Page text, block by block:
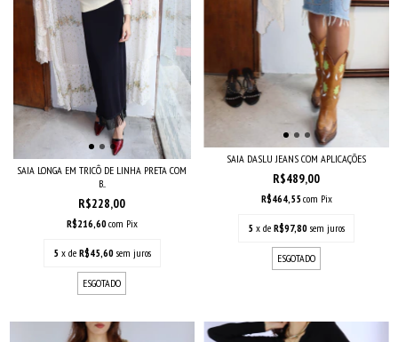
SAIA LONGA EM TRICÔ DE LINHA PRETA COM
B...
R$228,00
R$216,60com Pix
5 x de R$45,60 sem juros
ESGOTADO
SAIA DASLU JEANS COM APLICAÇÕES
R$489,00
R$464,55com Pix
5 x de R$97,80 sem juros
ESGOTADO